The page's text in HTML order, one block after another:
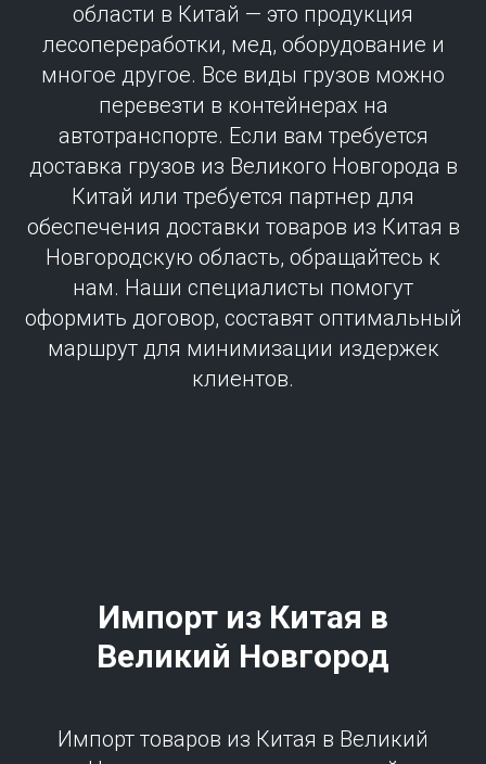
области в Китай — это продукция
лесопереработки, мед, оборудование и
многое другое. Все виды грузов можно
перевезти в контейнерах на
автотранспорте. Если вам требуется
доставка грузов из Великого Новгорода в
Китай или требуется партнер для
обеспечения доставки товаров из Китая в
Новгородскую область, обращайтесь к
нам. Наши специалисты помогут
оформить договор, составят оптимальный
маршрут для минимизации издержек
клиентов.
Импорт из Китая в
Великий Новгород
Импорт товаров из Китая в Великий